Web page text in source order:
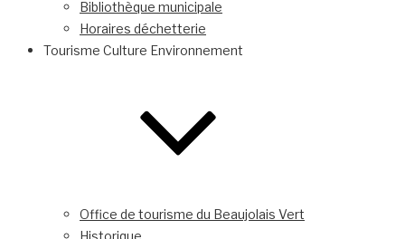
Bibliothèque municipale
Horaires déchetterie
Tourisme Culture Environnement
Office de tourisme du Beaujolais Vert
Historique